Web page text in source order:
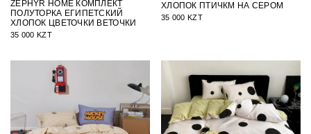
ZEPHYR HOME КОМПЛЕКТ
ПОЛУТОРКА ЕГИПЕТСКИЙ
ХЛОПОК ЦВЕТОЧКИ ВЕТОЧКИ
35 000 KZT
ХЛОПОК ПТИЧКМ НА СЕРОМ
35 000 KZT